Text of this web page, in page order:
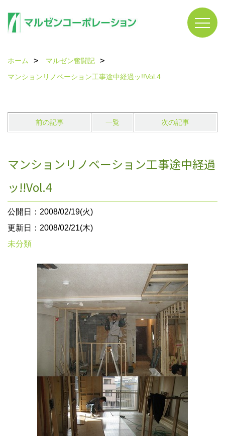
ホーム
マルゼン奮闘記
マンションリノベーション工事途中経過ッ!!Vol.4
前の記事 一覧 次の記事
マンションリノベーション工事途中経過
ッ!!Vol.4
公開日：2008/02/19(火)
更新日：2008/02/21(木)
未分類